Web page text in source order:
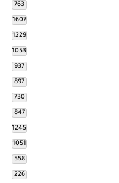
763
1607
1229
1053
937
897
730
847
1245
1051
558
226